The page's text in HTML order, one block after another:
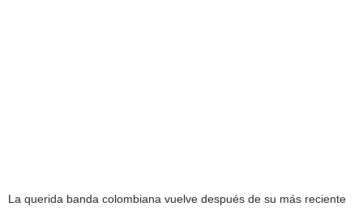
La querida banda colombiana vuelve después de su más reciente